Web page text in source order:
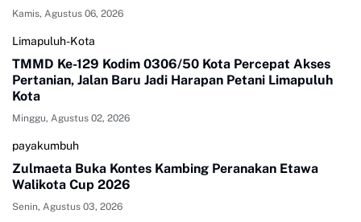
Kamis, Agustus 06, 2026
Limapuluh-Kota
TMMD Ke-129 Kodim 0306/50 Kota Percepat Akses
Pertanian, Jalan Baru Jadi Harapan Petani Limapuluh
Kota
Minggu, Agustus 02, 2026
payakumbuh
Zulmaeta Buka Kontes Kambing Peranakan Etawa
Walikota Cup 2026
Senin, Agustus 03, 2026